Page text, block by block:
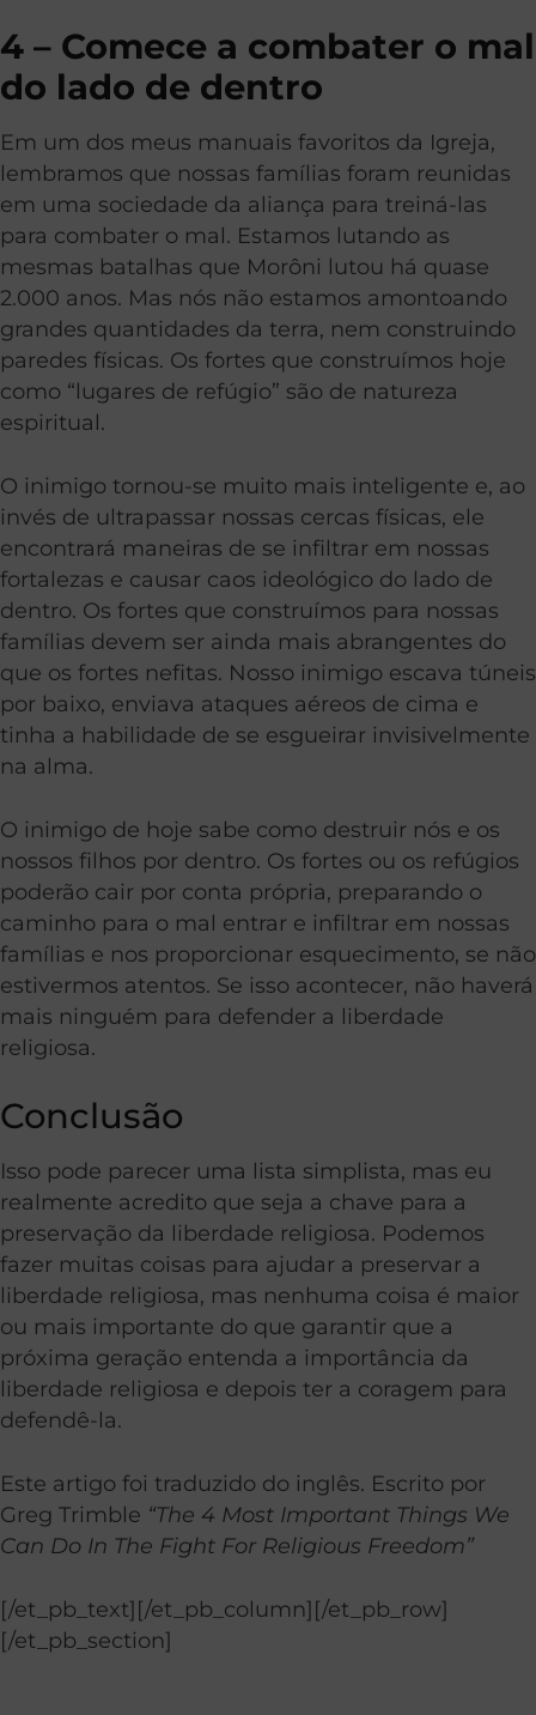
4 – Comece a combater o mal
do lado de dentro
Em um dos meus manuais favoritos da Igreja,
lembramos que nossas famílias foram reunidas
em uma sociedade da aliança para treiná-las
para combater o mal. Estamos lutando as
mesmas batalhas que Morôni lutou há quase
2.000 anos. Mas nós não estamos amontoando
grandes quantidades da terra, nem construindo
paredes físicas. Os fortes que construímos hoje
como “lugares de refúgio” são de natureza
espiritual.
O inimigo tornou-se muito mais inteligente e, ao
invés de ultrapassar nossas cercas físicas, ele
encontrará maneiras de se infiltrar em nossas
fortalezas e causar caos ideológico do lado de
dentro. Os fortes que construímos para nossas
famílias devem ser ainda mais abrangentes do
que os fortes nefitas. Nosso inimigo escava túneis
por baixo, enviava ataques aéreos de cima e
tinha a habilidade de se esgueirar invisivelmente
na alma.
O inimigo de hoje sabe como destruir nós e os
nossos filhos por dentro. Os fortes ou os refúgios
poderão cair por conta própria, preparando o
caminho para o mal entrar e infiltrar em nossas
famílias e nos proporcionar esquecimento, se não
estivermos atentos. Se isso acontecer, não haverá
mais ninguém para defender a liberdade
religiosa.
Conclusão
Isso pode parecer uma lista simplista, mas eu
realmente acredito que seja a chave para a
preservação da liberdade religiosa. Podemos
fazer muitas coisas para ajudar a preservar a
liberdade religiosa, mas nenhuma coisa é maior
ou mais importante do que garantir que a
próxima geração entenda a importância da
liberdade religiosa e depois ter a coragem para
defendê-la.
Este artigo foi traduzido do inglês. Escrito por
Greg Trimble “The 4 Most Important Things We
Can Do In The Fight For Religious Freedom”
[/et_pb_text][/et_pb_column][/et_pb_row]
[/et_pb_section]